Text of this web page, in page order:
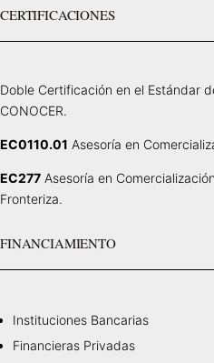
CERTIFICACIONES
Doble Certificación en el Estándar
CONOCER.
EC0110.01 Asesoría en
EC277 Asesoría en
Fronteriza.
FINANCIAMIENTO
Instituciones Bancarias
Financieras Privadas